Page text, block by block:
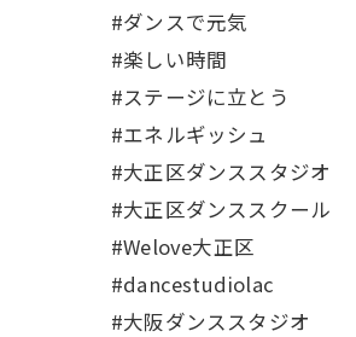
#ダンスで元気
#楽しい時間
#ステージに立とう
#エネルギッシュ
#大正区ダンススタジオ
#大正区ダンススクール
#Welove大正区
#dancestudiolac
#大阪ダンススタジオ